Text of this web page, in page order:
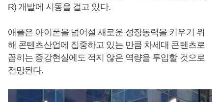
R) 개발에 시동을 걸고 있다.
애플은 아이폰을 넘어설 새로운 성장동력을 키우기 위
해 콘텐츠산업에 집중하고 있는 만큼 차세대 콘텐츠로
꼽히는 증강현실에도 적지 않은 역량을 투입할 것으로
전망된다.